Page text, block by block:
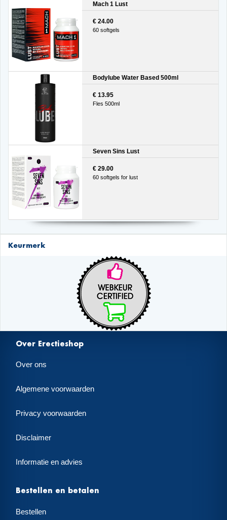
Mach 1 Lust
€ 24.00
60 softgels
Bodylube Water Based 500ml
€ 13.95
Fles 500ml
Seven Sins Lust
€ 29.00
60 softgels for lust
Keurmerk
Over Erectieshop
Over ons
Algemene voorwaarden
Privacy voorwaarden
Disclaimer
Informatie en advies
Bestellen en betalen
Bestellen